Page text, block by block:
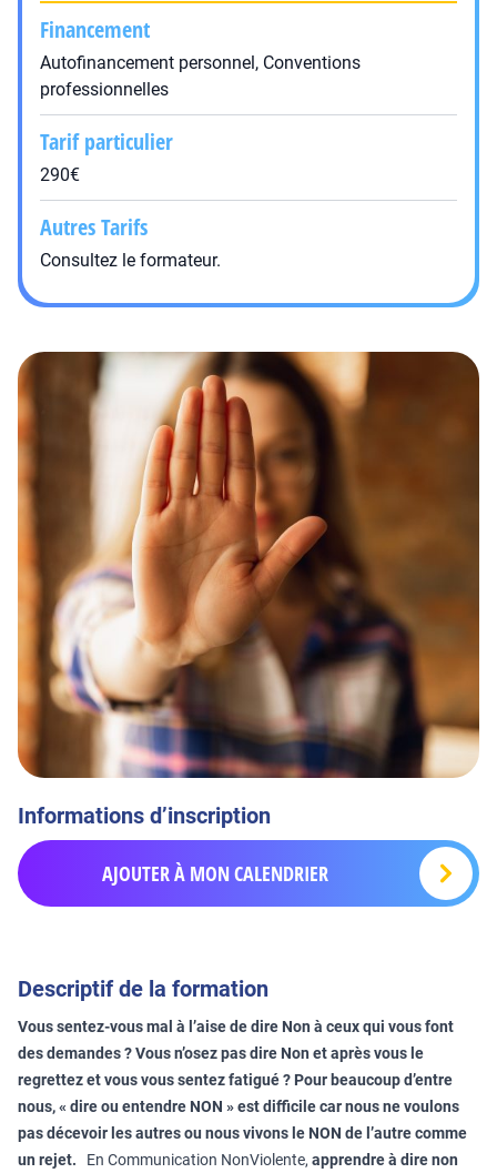
Financement
Autofinancement personnel, Conventions
professionnelles
Tarif particulier
290€
Autres Tarifs
Consultez le formateur.
Informations d’inscription
AJOUTER À MON CALENDRIER
Descriptif de la formation
Vous sentez-vous mal à l’aise de dire Non à ceux qui vous font
des demandes ? Vous n’osez pas dire Non et après vous le
regrettez et vous vous sentez fatigué ? Pour beaucoup d’entre
nous, « dire ou entendre NON » est difficile car nous ne voulons
pas décevoir les autres ou nous vivons le NON de l’autre comme
un rejet. En Communication NonViolente, apprendre à dire non